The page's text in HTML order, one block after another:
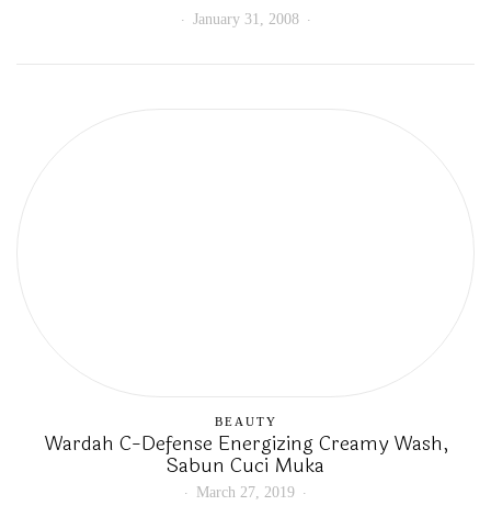
January 31, 2008
BEAUTY
Wardah C-Defense Energizing Creamy Wash,
Sabun Cuci Muka
March 27, 2019